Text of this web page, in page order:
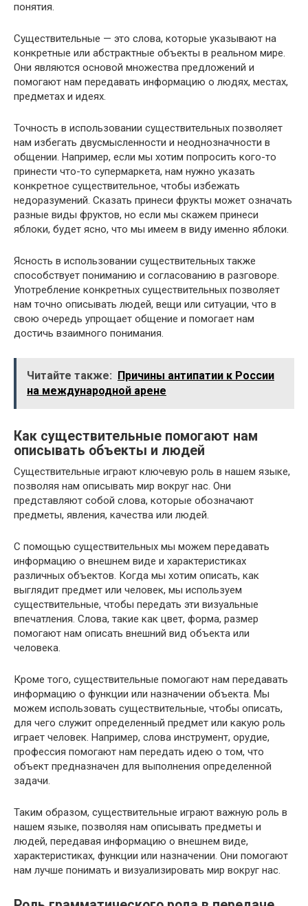
понятия.
Существительные — это слова, которые указывают на
конкретные или абстрактные объекты в реальном мире.
Они являются основой множества предложений и
помогают нам передавать информацию о людях, местах,
предметах и идеях.
Точность в использовании существительных позволяет
нам избегать двусмысленности и неоднозначности в
общении. Например, если мы хотим попросить кого-то
принести что-то супермаркета, нам нужно указать
конкретное существительное, чтобы избежать
недоразумений. Сказать принеси фрукты может означать
разные виды фруктов, но если мы скажем принеси
яблоки, будет ясно, что мы имеем в виду именно яблоки.
Ясность в использовании существительных также
способствует пониманию и согласованию в разговоре.
Употребление конкретных существительных позволяет
нам точно описывать людей, вещи или ситуации, что в
свою очередь упрощает общение и помогает нам
достичь взаимного понимания.
Читайте также: Причины антипатии к России
на международной арене
Как существительные помогают нам
описывать объекты и людей
Существительные играют ключевую роль в нашем языке,
позволяя нам описывать мир вокруг нас. Они
представляют собой слова, которые обозначают
предметы, явления, качества или людей.
С помощью существительных мы можем передавать
информацию о внешнем виде и характеристиках
различных объектов. Когда мы хотим описать, как
выглядит предмет или человек, мы используем
существительные, чтобы передать эти визуальные
впечатления. Слова, такие как цвет, форма, размер
помогают нам описать внешний вид объекта или
человека.
Кроме того, существительные помогают нам передавать
информацию о функции или назначении объекта. Мы
можем использовать существительные, чтобы описать,
для чего служит определенный предмет или какую роль
играет человек. Например, слова инструмент, орудие,
профессия помогают нам передать идею о том, что
объект предназначен для выполнения определенной
задачи.
Таким образом, существительные играют важную роль в
нашем языке, позволяя нам описывать предметы и
людей, передавая информацию о внешнем виде,
характеристиках, функции или назначении. Они помогают
нам лучше понимать и визуализировать мир вокруг нас.